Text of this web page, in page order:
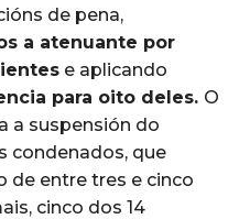
de pena,
a atenuante por
e aplicando
para oito deles. O
a suspensión do
condenados, que
de entre tres e cinco
cinco dos 14